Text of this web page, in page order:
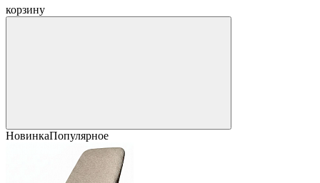
корзину
НовинкаПопулярное